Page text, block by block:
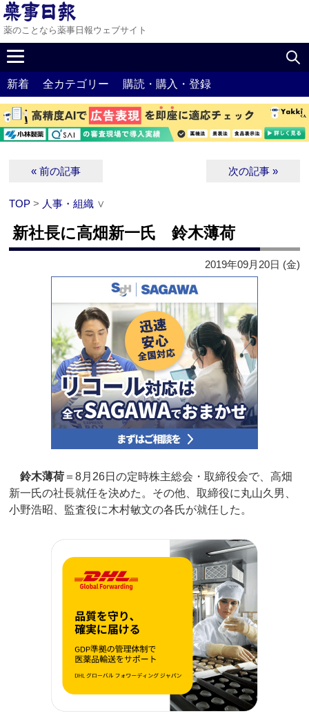
薬のことなら薬事日報ウェブサイト
新着 全カテゴリー 購読・購入・登録
« 前の記事 次の記事 »
TOP > 人事・組織 ∨
新社長に高畑新一氏 鈴木薄荷
2019年09月20日 (金)
鈴木薄荷 ＝8月26日の定時株主総会・取締役会で、高畑
新一氏の社長就任を決めた。その他、取締役に丸山久男、
小野浩昭、監査役に木村敏文の各氏が就任した。